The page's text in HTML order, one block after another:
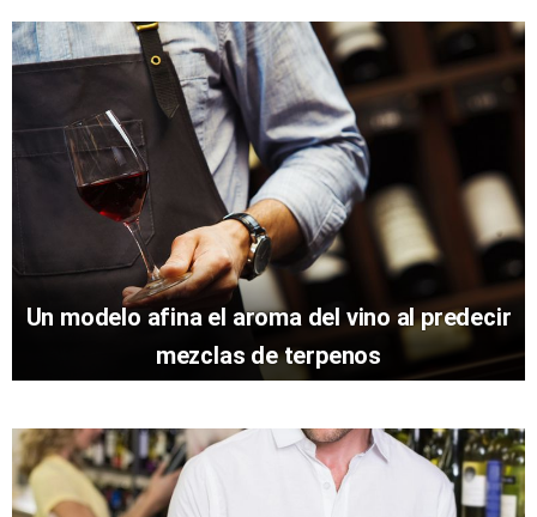
Un modelo afina el aroma del vino al predecir
mezclas de terpenos